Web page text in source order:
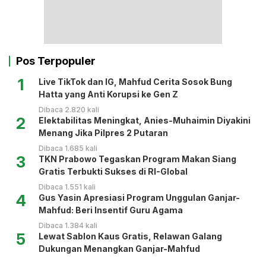
Pos Terpopuler
1
Live TikTok dan IG, Mahfud Cerita Sosok Bung
Hatta yang Anti Korupsi ke Gen Z
Dibaca 2.820 kali
2
Elektabilitas Meningkat, Anies-Muhaimin Diyakini
Menang Jika Pilpres 2 Putaran
Dibaca 1.685 kali
3
TKN Prabowo Tegaskan Program Makan Siang
Gratis Terbukti Sukses di RI-Global
Dibaca 1.551 kali
4
Gus Yasin Apresiasi Program Unggulan Ganjar-
Mahfud: Beri Insentif Guru Agama
Dibaca 1.384 kali
5
Lewat Sablon Kaus Gratis, Relawan Galang
Dukungan Menangkan Ganjar-Mahfud